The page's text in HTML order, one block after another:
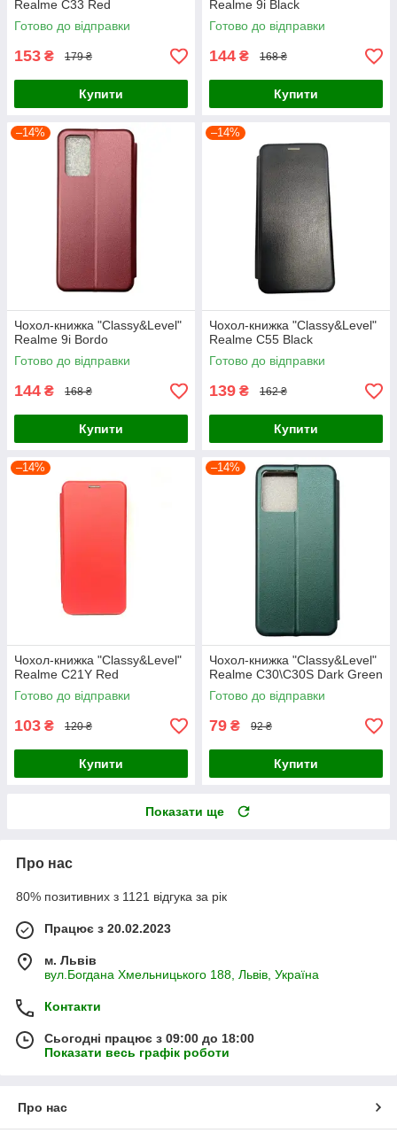
Realme C33 Red
Готово до відправки
153 ₴ 179 ₴
Купити
Realme 9i Black
Готово до відправки
144 ₴ 168 ₴
Купити
–14%
Чохол-книжка "Classy&Level"
Realme 9i Bordo
Готово до відправки
144 ₴ 168 ₴
Купити
–14%
Чохол-книжка "Classy&Level"
Realme C55 Black
Готово до відправки
139 ₴ 162 ₴
Купити
–14%
Чохол-книжка "Classy&Level"
Realme C21Y Red
Готово до відправки
103 ₴ 120 ₴
Купити
–14%
Чохол-книжка "Classy&Level"
Realme C30\C30S Dark Green
Готово до відправки
79 ₴ 92 ₴
Купити
Показати ще
Про нас
80% позитивних з 1121 відгука за рік
Працює з 20.02.2023
м. Львів
вул.Богдана Хмельницького 188, Львів, Україна
Контакти
Сьогодні працює з 09:00 до 18:00
Показати весь графік роботи
Про нас